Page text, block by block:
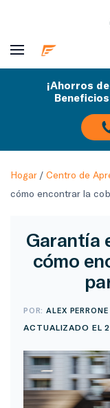
¡Ahorros
Hogar/ Centro de
cómo encontrar la
Garantía
cómo
POR:ALEX PERRONE
ACTUALIZADO EL